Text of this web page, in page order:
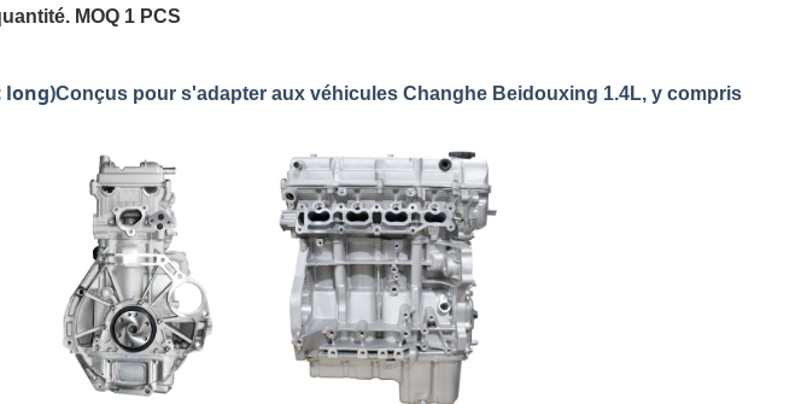
MOQ 1 PCS
long)Conçus pour s'adapter aux véhicules Changhe Beidouxing 1.4L, y compris